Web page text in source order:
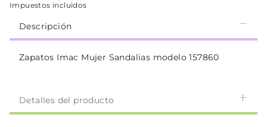
Impuestos incluidos
Descripción
Zapatos Imac Mujer Sandalias modelo 157860
Detalles del producto